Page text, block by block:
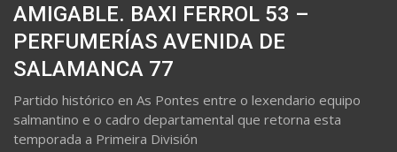
AMIGABLE. BAXI FERROL 53 –
PERFUMERÍAS AVENIDA DE
SALAMANCA 77
Partido histórico en As Pontes entre o lexendario equipo
salmantino e o cadro departamental que retorna esta
temporada a Primeira División